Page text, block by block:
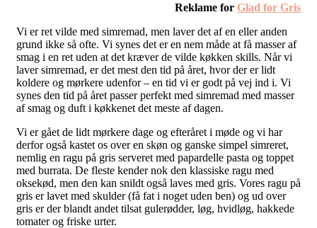
Reklame for Glad for Gris
Vi er ret vilde med simremad, men laver det af en eller anden
grund ikke så ofte. Vi synes det er en nem måde at få masser af
smag i en ret uden at det kræver de vilde køkken skills. Når vi
laver simremad, er det mest den tid på året, hvor der er lidt
koldere og mørkere udenfor – en tid vi er godt på vej ind i. Vi
synes den tid på året passer perfekt med simremad med masser
af smag og duft i køkkenet det meste af dagen.
Vi er gået de lidt mørkere dage og efteråret i møde og vi har
derfor også kastet os over en skøn og ganske simpel simreret,
nemlig en ragu på gris serveret med papardelle pasta og toppet
med burrata. De fleste kender nok den klassiske ragu med
oksekød, men den kan snildt også laves med gris. Vores ragu på
gris er lavet med skulder (få fat i noget uden ben) og ud over
gris er der blandt andet tilsat gulerødder, løg, hvidløg, hakkede
tomater og friske urter.